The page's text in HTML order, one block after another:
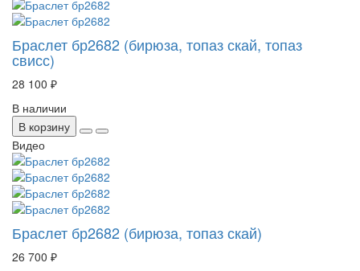
Браслет бр2682 (бирюза, топаз скай, топаз
свисс)
28 100 ₽
В наличии
В корзину
Видео
Браслет бр2682 (бирюза, топаз скай)
26 700 ₽